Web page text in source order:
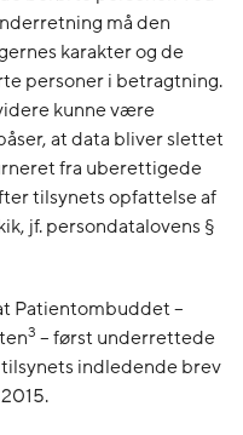
må den
karakter og de
personer i betragtning.
kunne være
at data bliver slettet
fra uberettigede
tilsynets opfattelse af
jf. persondatalovens §
Patientombuddet –
3 – først underrettede
indledende brev